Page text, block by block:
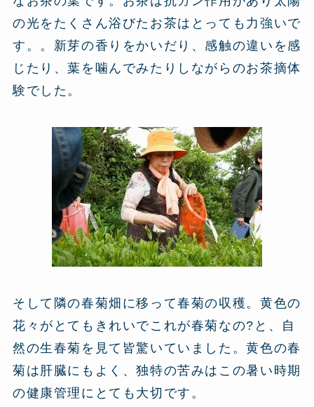
の光をたくさん浴びたお茶はとっても力強いで
す。。新芽の香りをかいだり、感触の違いを感
じたり、葉を噛んでみたりしながらのお茶摘体
験でした。
そして隣の春菊畑に移って春菊の収穫。黄色の
花々がとてもきれいでこれが春菊なの?と、自
然の生春菊を見て皆驚いていました。黄色の春
菊は肝臓にもよく、独特の苦みはこの暑い時期
の健康管理にとても大切です。